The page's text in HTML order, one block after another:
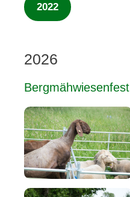
2022
2026
Bergmähwiesenfest